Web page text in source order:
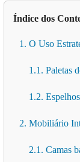
Índice dos
1. O Uso
1.1. Paletas
1.2.
2. Mobiliário
2.1. Camas